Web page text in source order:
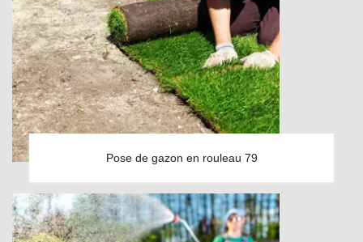
Pose de gazon en rouleau 79